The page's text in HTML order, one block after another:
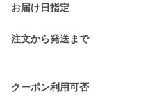
お届け日指定
注文から発送まで
クーポン利用可否